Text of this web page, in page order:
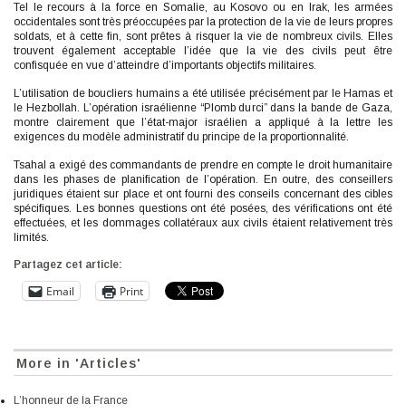
Tel le recours à la force en Somalie, au Kosovo ou en Irak, les armées
occidentales sont très préoccupées par la protection de la vie de leurs propres
soldats, et à cette fin, sont prêtes à risquer la vie de nombreux civils. Elles
trouvent également acceptable l’idée que la vie des civils peut être
confisquée en vue d’atteindre d’importants objectifs militaires.
L’utilisation de boucliers humains a été utilisée précisément par le Hamas et
le Hezbollah. L’opération israélienne “Plomb durci” dans la bande de Gaza,
montre clairement que l’état-major israélien a appliqué à la lettre les
exigences du modèle administratif du principe de la proportionnalité.
Tsahal a exigé des commandants de prendre en compte le droit humanitaire
dans les phases de planification de l’opération. En outre, des conseillers
juridiques étaient sur place et ont fourni des conseils concernant des cibles
spécifiques. Les bonnes questions ont été posées, des vérifications ont été
effectuées, et les dommages collatéraux aux civils étaient relativement très
limités.
Partagez cet article:
Email Print
More in 'Articles'
L’honneur de la France